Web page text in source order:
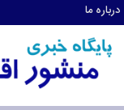
درباره ما